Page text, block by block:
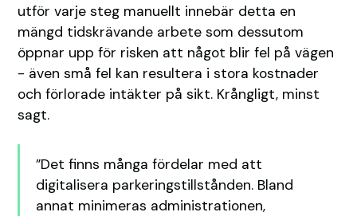
utför varje steg manuellt innebär detta en
mängd tidskrävande arbete som dessutom
öppnar upp för risken att något blir fel på vägen
- även små fel kan resultera i stora kostnader
och förlorade intäkter på sikt. Krångligt, minst
sagt.
”Det finns många fördelar med att
digitalisera parkeringstillstånden. Bland
annat minimeras administrationen,